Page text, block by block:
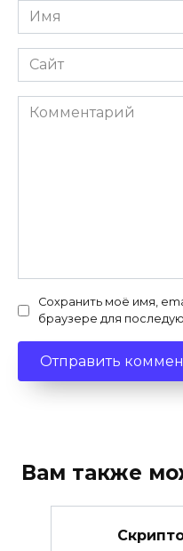
Имя
*
Сайт
Комментарий
Сохранить моё имя,
браузере для
Вам также